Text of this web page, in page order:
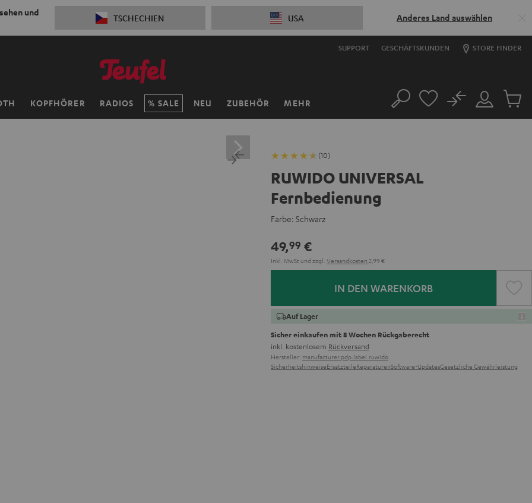
und
TSCHECHIEN USA Anderes Land auswählen
SUPPORT GESCHÄFTSKUNDEN STORE FINDER
KOPFHÖRER RADIOS SALE NEU ZUBEHÖR MEHR Suche
Mein
Konto
No
Artikel
(10)
RUWIDO UNIVERSAL
Fernbedienung
Farbe: Schwarz
49,99 €
Inkl. MwSt und zzgl. Versandkosten 2,99 €
IN DEN WARENKORB
Auf Lager
Sicher einkaufen mit 8 Wochen Rückgaberecht
inkl. kostenlosem Rückversand
Hersteller: manufacturer.pdp.label.ruwido
SicherheitshinweiseErsatzteileReparaturenSoftware-UpdatesGesetzliche Gewährleistung